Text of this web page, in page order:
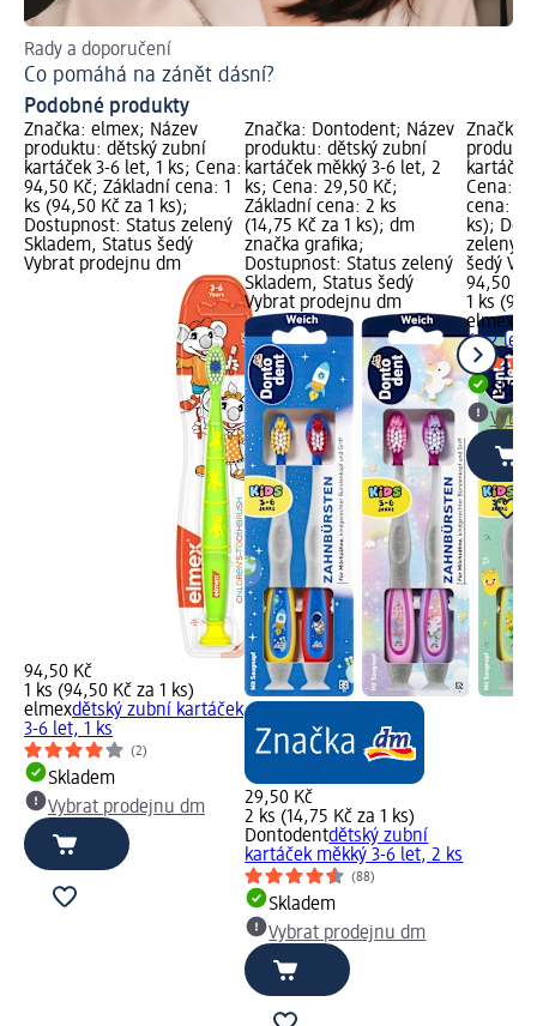
Rady a doporučení
Co pomáhá na zánět dásní?
Podobné produkty
Značka: elmex; Název
produktu: dětský zubní
kartáček 3-6 let, 1 ks; Cena:
94,50 Kč; Základní cena: 1
ks (94,50 Kč za 1 ks);
Dostupnost: Status zelený
Skladem, Status šedý
Vybrat prodejnu dm
94,50 Kč
1 ks (94,50 Kč za 1 ks)
elmexdětský zubní kartáček
3-6 let, 1 ks
(2)
Skladem
Vybrat prodejnu dm
Značka: Dontodent; Název
produktu: dětský zubní
kartáček měkký 3-6 let, 2
ks; Cena: 29,50 Kč;
Základní cena: 2 ks
(14,75 Kč za 1 ks); dm
značka grafika;
Dostupnost: Status zelený
Skladem, Status šedý
Vybrat prodejnu dm
29,50 Kč
2 ks (14,75 Kč za 1 ks)
Dontodentdětský zubní
kartáček měkký 3-6 let, 2 ks
(88)
Skladem
Vybrat prodejnu dm
Značka:
Cena:
cena: 1
ks);
zelený
šedý
94,50 Kč
1 ks
elmex
6-12 let,